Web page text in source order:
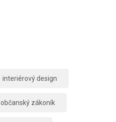
interiérový design
občanský zákoník